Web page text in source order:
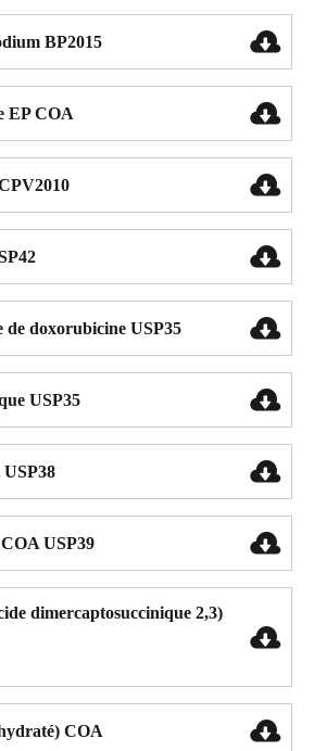
BP2015 
EP COA 


doxorubicine USP35 
USP35 
USP38 
USP39 
dimercaptosuccinique 2,3)

COA 